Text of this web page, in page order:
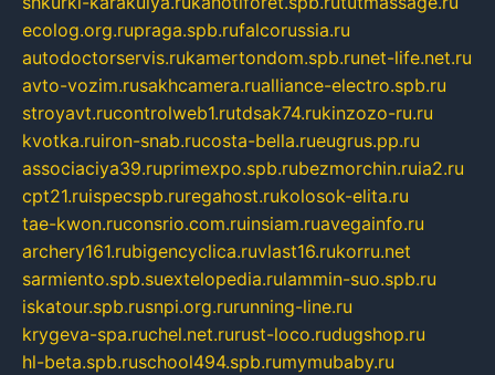
ecolog.org.rupraga.spb.rufalcorussia.ru
autodoctorservis.rukamertondom.spb.runet-life.net.ru
avto-vozim.rusakhcamera.rualliance-electro.spb.ru
stroyavt.rucontrolweb1.rutdsak74.rukinzozo-ru.ru
kvotka.ruiron-snab.rucosta-bella.rueugrus.pp.ru
associaciya39.ruprimexpo.spb.rubezmorchin.ruia2.ru
cpt21.ruispecspb.ruregahost.rukolosok-elita.ru
tae-kwon.ruconsrio.com.ruinsiam.ruavegainfo.ru
archery161.rubigencyclica.ruvlast16.rukorru.net
sarmiento.spb.suextelopedia.rulammin-suo.spb.ru
iskatour.spb.rusnpi.org.rurunning-line.ru
krygeva-spa.ruchel.net.rurust-loco.rudugshop.ru
hl-beta.spb.ruschool494.spb.rumymubaby.ru